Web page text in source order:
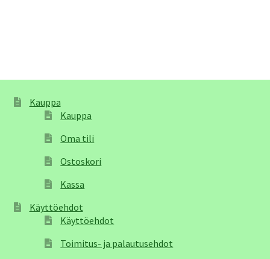
Kauppa
Kauppa
Oma tili
Ostoskori
Kassa
Käyttöehdot
Käyttöehdot
Toimitus- ja palautusehdot